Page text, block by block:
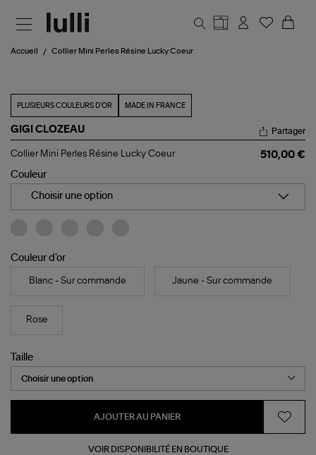
Accueil Collier Mini Perles Résine Lucky Coeur
PLUSIEURS COULEURS D'OR MADE IN FRANCE
GIGI CLOZEAU
Collier
Perles
Résine
Lucky
Coeur
Partager
Collier Mini Perles Résine Lucky Coeur
510,00 €
Couleur
Choisir une option
Couleur d'or
Blanc - Sur commande Jaune - Sur commande
Rose
Taille
AJOUTER AU PANIER
VOIR DISPONIBILITÉ EN BOUTIQUE